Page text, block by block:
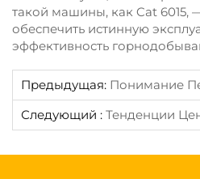
такой машины, как Cat 6015,
обеспечить истинную
эффективность
Предыдущая: Понимание Переменных (выдвижных) Ходовых Систем На
Следующий : Тенденции Цен На Сырье Для